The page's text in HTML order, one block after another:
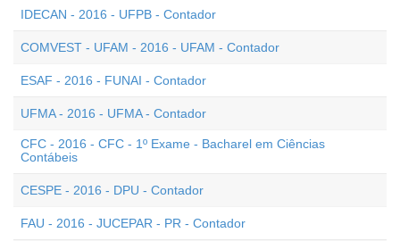
IDECAN - 2016 - UFPB - Contador
COMVEST - UFAM - 2016 - UFAM - Contador
ESAF - 2016 - FUNAI - Contador
UFMA - 2016 - UFMA - Contador
CFC - 2016 - CFC - 1º Exame - Bacharel em Ciências
Contábeis
CESPE - 2016 - DPU - Contador
FAU - 2016 - JUCEPAR - PR - Contador